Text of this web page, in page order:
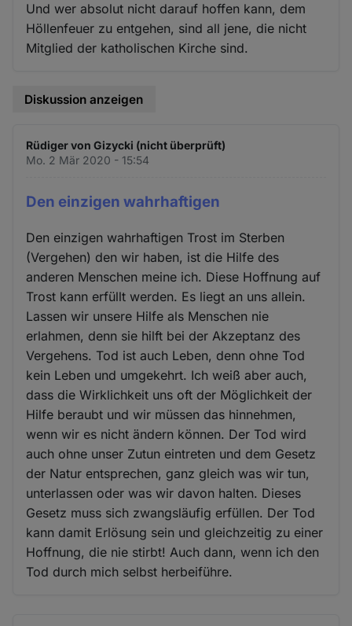
Und wer absolut nicht darauf hoffen kann, dem
Höllenfeuer zu entgehen, sind all jene, die nicht
Mitglied der katholischen Kirche sind.
Diskussion anzeigen
Rüdiger von Gizycki (nicht überprüft)
Mo. 2 Mär 2020 - 15:54
Den einzigen wahrhaftigen
Den einzigen wahrhaftigen Trost im Sterben
(Vergehen) den wir haben, ist die Hilfe des
anderen Menschen meine ich. Diese Hoffnung auf
Trost kann erfüllt werden. Es liegt an uns allein.
Lassen wir unsere Hilfe als Menschen nie
erlahmen, denn sie hilft bei der Akzeptanz des
Vergehens. Tod ist auch Leben, denn ohne Tod
kein Leben und umgekehrt. Ich weiß aber auch,
dass die Wirklichkeit uns oft der Möglichkeit der
Hilfe beraubt und wir müssen das hinnehmen,
wenn wir es nicht ändern können. Der Tod wird
auch ohne unser Zutun eintreten und dem Gesetz
der Natur entsprechen, ganz gleich was wir tun,
unterlassen oder was wir davon halten. Dieses
Gesetz muss sich zwangsläufig erfüllen. Der Tod
kann damit Erlösung sein und gleichzeitig zu einer
Hoffnung, die nie stirbt! Auch dann, wenn ich den
Tod durch mich selbst herbeiführe.